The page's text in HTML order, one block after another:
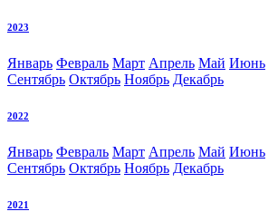
2023
Январь Февраль Март Апрель Май Июнь
Сентябрь Октябрь Ноябрь Декабрь
2022
Январь Февраль Март Апрель Май Июнь
Сентябрь Октябрь Ноябрь Декабрь
2021